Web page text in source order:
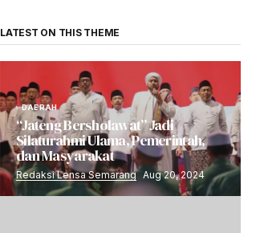
LATEST ON THIS THEME
DAERAH
“Jateng Bersholawat” Jadi
Silaturahmi Ulama, Pemerintah,
dan Masyarakat
Redaksi Lensa Semarang Aug 20, 2024